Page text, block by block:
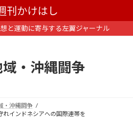
と運動に寄与する左翼ジャーナル
・沖縄闘争
・沖縄闘争
インドネシアへの国際連帯を